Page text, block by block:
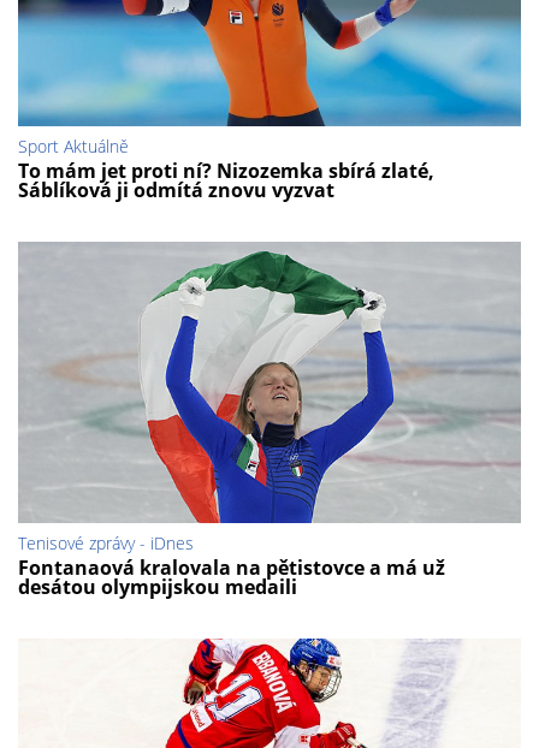
Sport Aktuálně
To mám jet proti ní? Nizozemka sbírá zlaté,
Sáblíková ji odmítá znovu vyzvat
Tenisové zprávy - iDnes
Fontanaová kralovala na pětistovce a má už
desátou olympijskou medaili